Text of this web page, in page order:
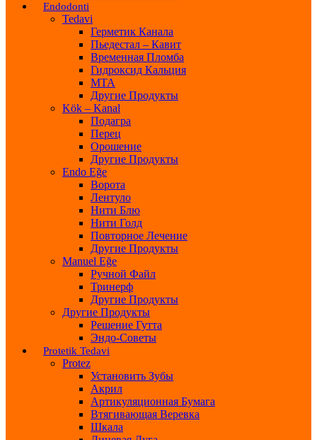
Endodonti
Tedavi
Герметик Канала
Пьедестал – Кавит
Временная Пломба
Гидроксид Кальция
МТА
Другие Продукты
Kök – Kanal
Подагра
Перец
Орошение
Другие Продукты
Endo Eğe
Ворота
Лентуло
Нити Блю
Нити Голд
Повторное Лечение
Другие Продукты
Manuel Eğe
Ручной Файл
Тринерф
Другие Продукты
Другие Продукты
Решение Гутта
Эндо-Советы
Protetik Tedavi
Protez
Установить Зубы
Акрил
Артикуляционная Бумага
Втягивающая Веревка
Шкала